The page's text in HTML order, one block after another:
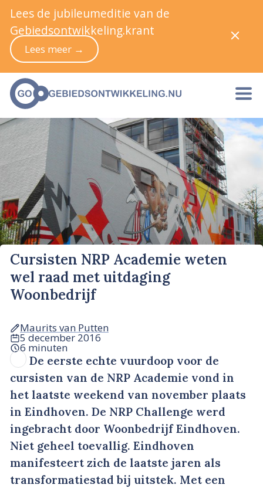
Cursisten NRP Academie weten
wel raad met uitdaging
Woonbedrijf
Maurits van Putten
5 december 2016
6 minuten
De eerste echte vuurdoop voor de
cursisten van de NRP Academie vond in
het laatste weekend van november plaats
in Eindhoven. De NRP Challenge werd
ingebracht door Woonbedrijf Eindhoven.
Niet geheel toevallig. Eindhoven
manifesteert zich de laatste jaren als
transformatiestad bij uitstek. Met een
Lees de jubileumeditie van de
Gebiedsontwikkeling.krant
Lees meer →